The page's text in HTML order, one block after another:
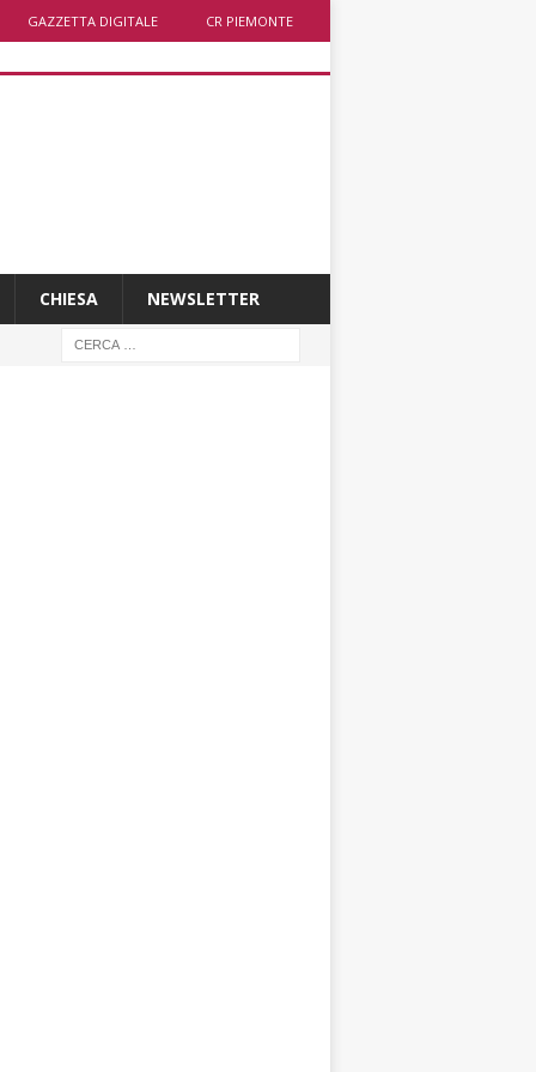
GAZZETTA DIGITALE CR PIEMONTE
CHIESA NEWSLETTER